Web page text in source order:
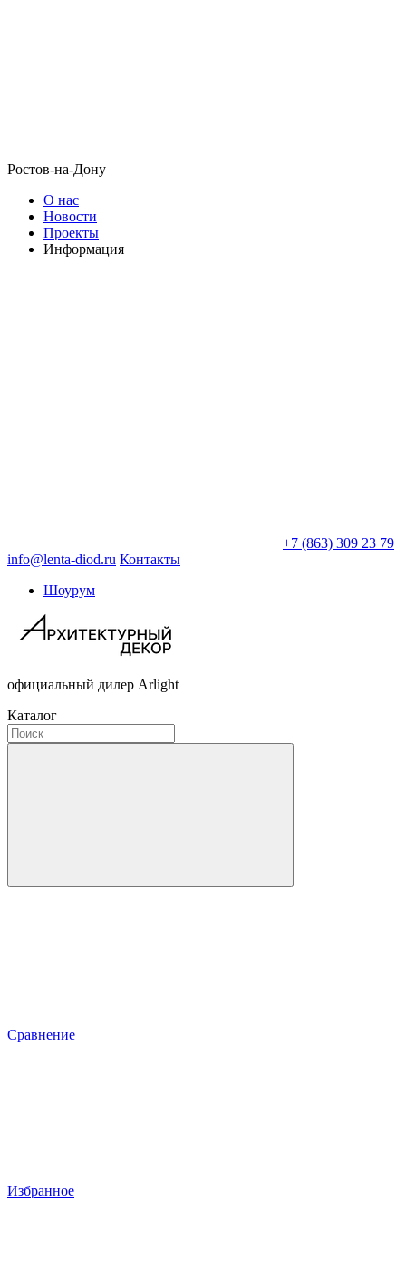
Ростов-на-Дону
О нас
Новости
Проекты
Информация
+7 (863) 309 23 79
info@lenta-diod.ru Контакты
Шоурум
официальный дилер Arlight
Каталог
Сравнение
Избранное